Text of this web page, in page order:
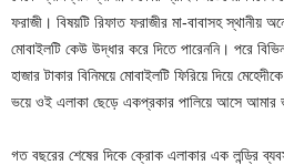
ফরাজী। বিষয়টি রিফাত ফরাজীর মা-বাবাসহ স্থানীয়
মোবাইলটি কেউ উদ্ধার করে দিতে পারেননি। পরে
হাজার টাকার বিনিময়ে মোবাইলটি ফিরিয়ে দিয়ে
ভয়ে ওই এলাকা ছেড়ে একপ্রকার পালিয়ে আসে আমার
গত বছরের শেষের দিকে ক্রোক এলাকার এক লন্ড্রি